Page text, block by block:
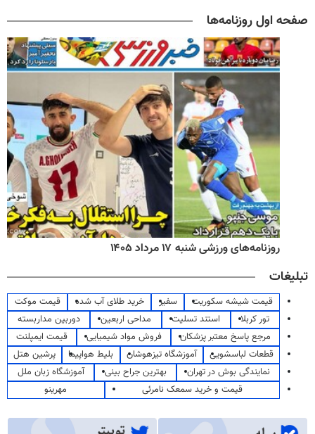
صفحه اول روزنامه‌ها
روزنامه‌های ورزشی شنبه ۱۷ مرداد ۱۴۰۵
تبلیغات
قیمت شیشه سکوریت سفیر خرید طلای آب شده
قیمت موکت
تور کربلا
استند تسلیت مداحی اربعین
دوربین مداربسته
مرجع پاسخ معتبر پزشکان
فروش مواد شیمیایی
قیمت ایمپلنت
قطعات لباسشویی
آموزشگاه تیزهوشان بلیط هواپیما
پرشین هتل
نمایندگی بوش در تهران
بهترین جراح بینی
آموزشگاه زبان ملل
قیمت و خرید سمعک نامرئی
مهرینو